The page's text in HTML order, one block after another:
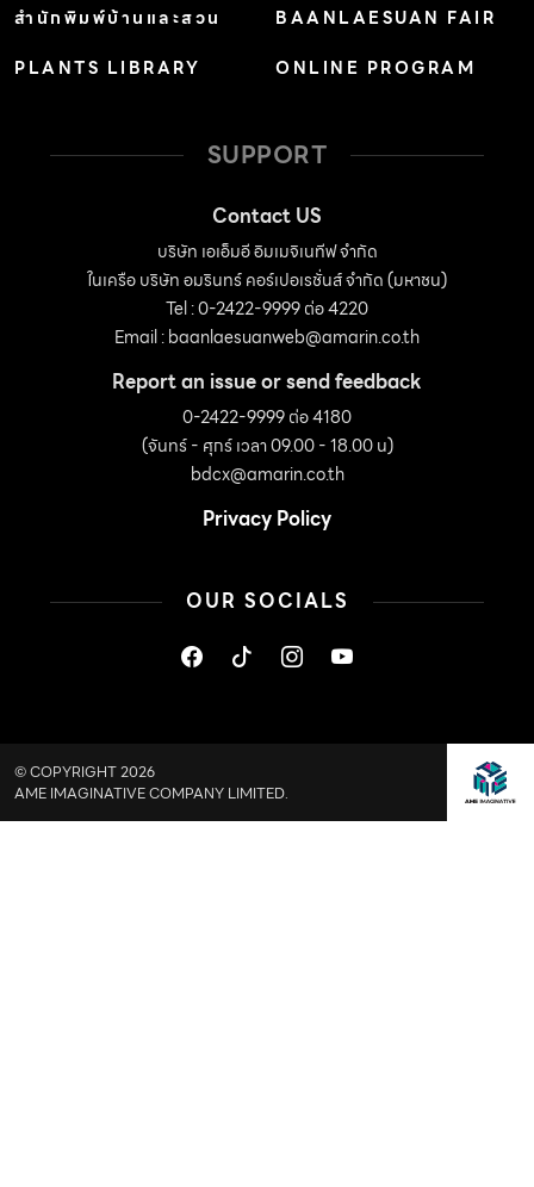
สำนักพิมพ์บ้านและสวน
PLANTS LIBRARY
BAANLAESUAN FAIR
ONLINE PROGRAM
SUPPORT
Contact US
บริษัท เอเอ็มอี อิมเมจิเนทีฟ จำกัด
ในเครือ บริษัท อมรินทร์ คอร์เปอเรชั่นส์ จำกัด (มหาชน)
Tel : 0-2422-9999 ต่อ 4220
Email :baanlaesuanweb@amarin.co.th
Report an issue or send feedback
0-2422-9999 ต่อ 4180
(จันทร์ - ศุกร์ เวลา 09.00 - 18.00 น)
bdcx@amarin.co.th
Privacy Policy
OUR SOCIALS
© COPYRIGHT 2026
AME IMAGINATIVE COMPANY LIMITED.